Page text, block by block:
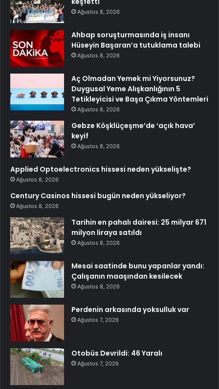
Ağustos 8, 2026
Ahbap soruşturmasında iş insanı
Hüseyin Başaran’a tutuklama talebi
Ağustos 8, 2026
Aç Olmadan Yemek mi Yiyorsunuz?
Duygusal Yeme Alışkanlığının 5
Tetikleyicisi ve Başa Çıkma Yöntemleri
Ağustos 8, 2026
Gebze Köşklüçeşme’de ‘açık hava’
keyif
Ağustos 8, 2026
Applied Optoelectronics hissesi neden yükselişte?
Ağustos 8, 2026
Century Casinos hissesi bugün neden yükseliyor?
Ağustos 8, 2026
Tarihin en pahalı dairesi: 25 milyar 671
milyon liraya satıldı
Ağustos 8, 2026
Mesai saatinde bunu yapanlar yandı:
Çalışanın maaşından kesilecek
Ağustos 8, 2026
Perdenin arkasında yoksulluk var
Ağustos 7, 2026
Otobüs Devrildi: 46 Yaralı
Ağustos 7, 2026